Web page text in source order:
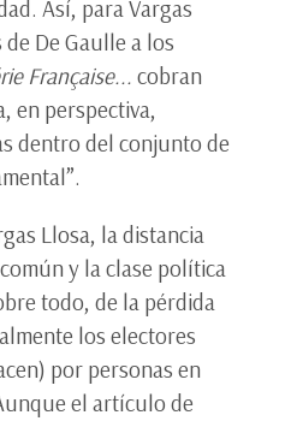
Así, para Vargas
De Gaulle a los
Française... cobran
en perspectiva,
dentro del conjunto de
Llosa, la distancia
y la clase política
todo, de la pérdida
los electores
por personas en
el artículo de